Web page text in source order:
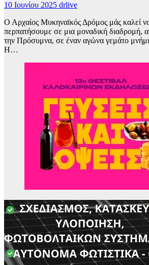
10 Ιουνίου 2025 drlive
Ο Αρχαίος Μυκηναϊκός Δρόμος μάς καλεί
περπατήσουμε σε μια μοναδική διαδρομή,
την Πρόσυμνα, σε έναν αγώνα γεμάτο
Η…